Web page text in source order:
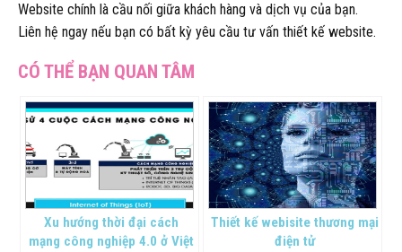
Website chính là cầu nối giữa khách hàng và dịch vụ của bạn.
Liên hệ ngay nếu bạn có bất kỳ yêu cầu tư vấn thiết kế website.
Xu hướng thời đại cách
mạng công nghiệp 4.0 ở Việt
Thiết kế webisite thương mại
điện tử